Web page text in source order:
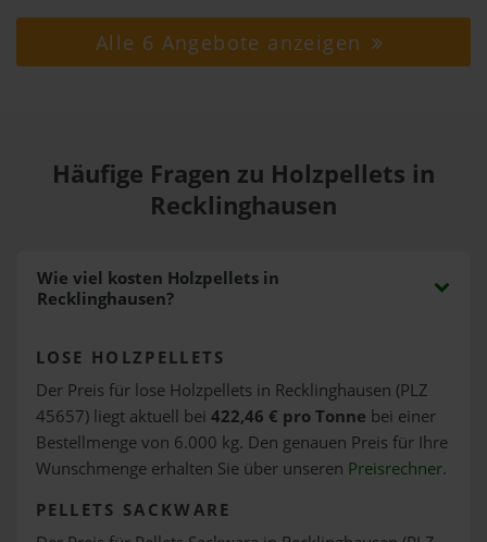
Alle 6 Angebote anzeigen
Häufige Fragen zu Holzpellets in
Recklinghausen
Wie viel kosten Holzpellets in
Recklinghausen?
LOSE HOLZPELLETS
Der Preis für lose Holzpellets in Recklinghausen (PLZ
45657) liegt aktuell bei 422,46 € pro Tonne bei einer
Bestellmenge von 6.000 kg. Den genauen Preis für Ihre
Wunschmenge erhalten Sie über unseren Preisrechner.
PELLETS SACKWARE